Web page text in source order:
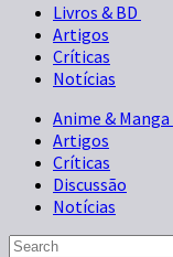
Livros & BD
Artigos
Críticas
Notícias
Anime & Manga
Artigos
Críticas
Discussão
Notícias